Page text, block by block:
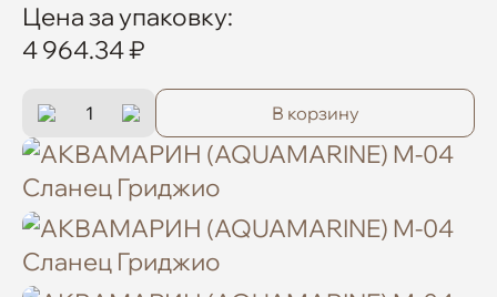
Цена за упаковку:
4 964.34 ₽
В корзину